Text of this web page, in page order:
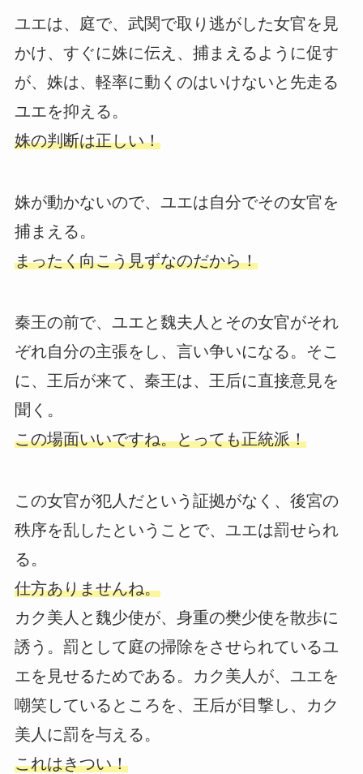
ユエは、庭で、武関で取り逃がした女官を見
かけ、すぐに姝に伝え、捕まえるように促す
が、姝は、軽率に動くのはいけないと先走る
ユエを抑える。
姝の判断は正しい！
姝が動かないので、ユエは自分でその女官を
捕まえる。
まったく向こう見ずなのだから！
秦王の前で、ユエと魏夫人とその女官がそれ
ぞれ自分の主張をし、言い争いになる。そこ
に、王后が来て、秦王は、王后に直接意見を
聞く。
この場面いいですね。とっても正統派！
この女官が犯人だという証拠がなく、後宮の
秩序を乱したということで、ユエは罰せられ
る。
仕方ありませんね。
カク美人と魏少使が、身重の樊少使を散歩に
誘う。罰として庭の掃除をさせられているユ
エを見せるためである。カク美人が、ユエを
嘲笑しているところを、王后が目撃し、カク
美人に罰を与える。
これはきつい！